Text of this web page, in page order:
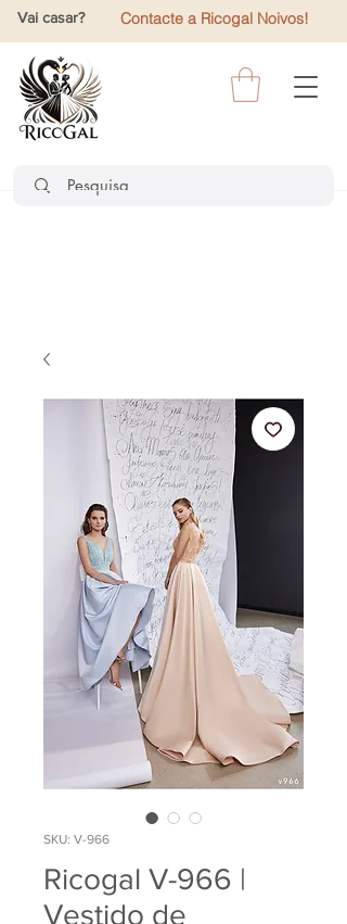
Vai casar? Contacte a Ricogal Noivos!
SKU: V-966
Ricogal V-966 |
Vestido de